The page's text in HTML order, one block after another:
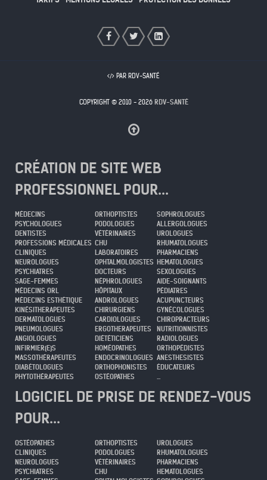
PAR RDV-SANTÉ
COPYRIGHT © 2010 - 2026 RDV-SANTÉ
CRÉATION DE SITE WEB
PROFESSIONNEL POUR...
MÉDECINS
PSYCHOLOGUES
DENTISTES
PROFESSIONS MÉDICALES
CLINIQUES
NEUROLOGUES
PSYCHIATRES
SAGE-FEMMES
MÉDECINS ORL
MÉDECINS ESTHÉTIQUE
KINÉSITHERAPEUTES
DERMATOLOGUES
PNEUMOLOGUES
ANGIOLOGUES
INFIRMIER(E)S
MASSOTHÉRAPEUTES
DIABÉTOLOGUES
PHYTOTHÉRAPEUTES
ORTHOPTISTES
PODOLOGUES
VÉTÉRINAIRES
CHU
LABORATOIRES
OPHTALMOLOGISTES
DOCTEURS
NÉPHROLOGUES
HÔPITAUX
ANDROLOGUES
CHIRURGIENS
CARDIOLOGUES
ERGOTHERAPEUTES
DIÉTÉTICIENS
HOMÉOPATHES
ENDOCRINOLOGUES
ORTHOPHONISTES
OSTÉOPATHES
SOPHROLOGUES
ALLERGOLOGUES
UROLOGUES
RHUMATOLOGUES
PHARMACIENS
HEMATOLOGUES
SEXOLOGUES
AIDE-SOIGNANTS
PÉDIATRES
ACUPUNCTEURS
GYNÉCOLOGUES
CHIROPRACTEURS
NUTRITIONNISTES
RADIOLOGUES
ORTHOPÉDISTES
ANESTHESISTES
ÉDUCATEURS
...
LOGICIEL DE PRISE DE RENDEZ-VOUS
POUR...
OSTÉOPATHES
CLINIQUES
NEUROLOGUES
PSYCHIATRES
ORTHOPTISTES
PODOLOGUES
VÉTÉRINAIRES
CHU
UROLOGUES
RHUMATOLOGUES
PHARMACIENS
HEMATOLOGUES